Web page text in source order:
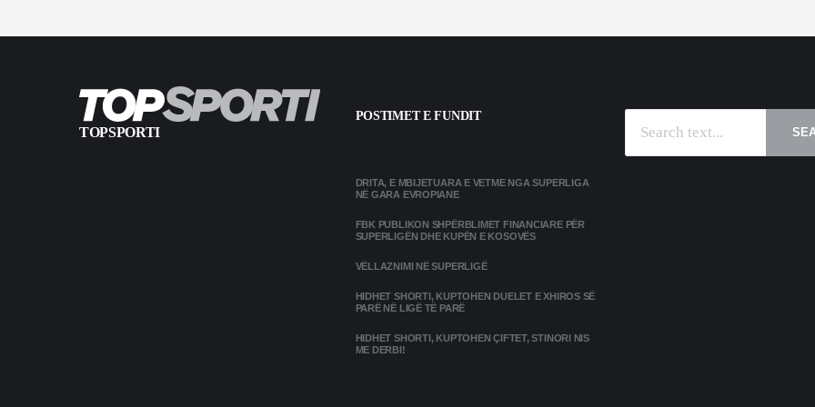
TOPSPORTI
POSTIMET E FUNDIT
DRITA, E MBIJETUARA E VETME NGA SUPERLIGA
NË GARA EVROPIANE
FBK PUBLIKON SHPËRBLIMET FINANCIARE PËR
SUPERLIGËN DHE KUPËN E KOSOVËS
VËLLAZNIMI NË SUPERLIGË
HIDHET SHORTI, KUPTOHEN DUELET E XHIROS SË
PARË NË LIGË TË PARË
HIDHET SHORTI, KUPTOHEN ÇIFTET, STINORI NIS
ME DERBI!